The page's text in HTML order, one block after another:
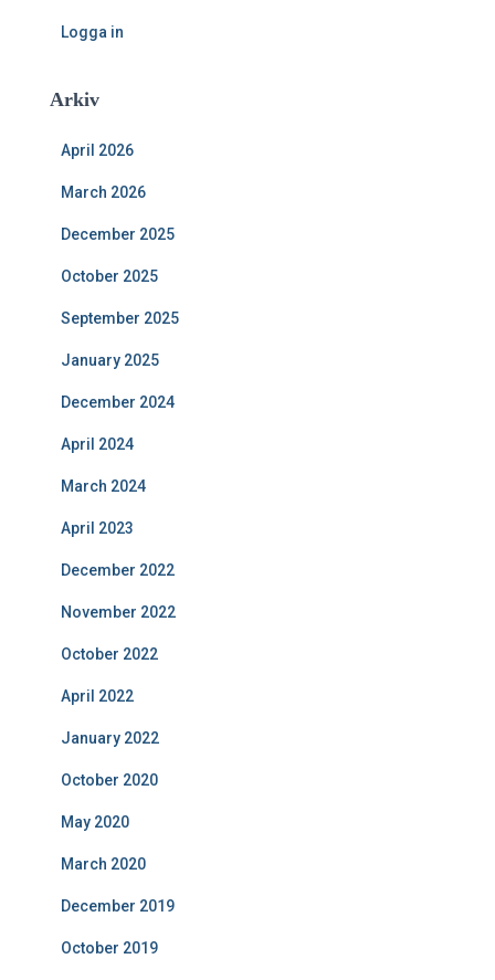
Logga in
Arkiv
April 2026
March 2026
December 2025
October 2025
September 2025
January 2025
December 2024
April 2024
March 2024
April 2023
December 2022
November 2022
October 2022
April 2022
January 2022
October 2020
May 2020
March 2020
December 2019
October 2019